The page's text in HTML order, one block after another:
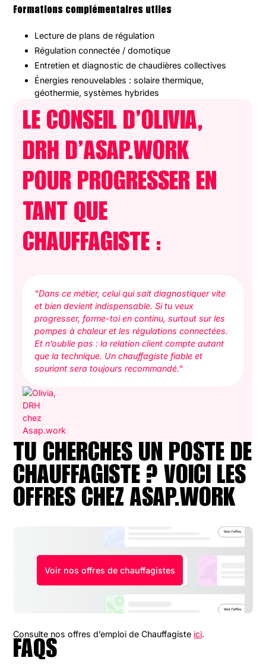
Formations complémentaires utiles
Lecture de plans de régulation
Régulation connectée / domotique
Entretien et diagnostic de chaudières collectives
Énergies renouvelables : solaire thermique,
géothermie, systèmes hybrides
LE CONSEIL D’OLIVIA,
DRH D’ASAP.WORK
POUR PROGRESSER EN
TANT QUE
CHAUFFAGISTE :
"Dans ce métier, celui qui sait diagnostiquer vite
et bien devient indispensable. Si tu veux
progresser, forme-toi en continu, surtout sur les
pompes à chaleur et les régulations connectées.
Et n’oublie pas : la relation client compte autant
que la technique. Un chauffagiste fiable et
souriant sera toujours recommandé."
TU CHERCHES UN POSTE DE
CHAUFFAGISTE ? VOICI LES
OFFRES CHEZ ASAP.WORK
Voir nos offres de chauffagistes
Consulte nos offres d’emploi deChauffagiste ici.
FAQS